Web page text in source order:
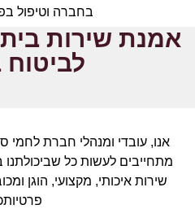
בחברה וטיפול
החברה שומרת לעצמה את
בהתאם למדיניות החברה, כפי
אמנת שירות
מתחייבים לעשות כל שביכולתנו
שירות איכותי, מקצועי, הוגן